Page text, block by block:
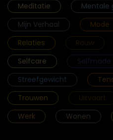
Meditatie
Mentale
Mijn Verhaal
Mode
Relaties
Rouw
Selfcare
Streefgewicht
Trouwen
Uitvaart
Werk
Wonen